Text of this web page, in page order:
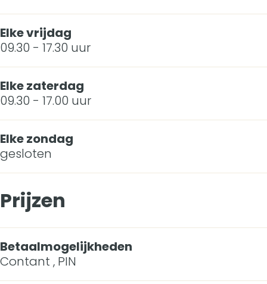
Elke vrijdag
09.30 - 17.30 uur
Elke zaterdag
09.30 - 17.00 uur
Elke zondag
gesloten
Prijzen
Betaalmogelijkheden
Contant , PIN